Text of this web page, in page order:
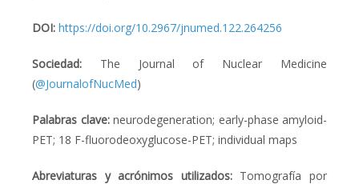
DOI: https://doi.org/10.2967/jnumed.122.264256
Sociedad:
The Journal of Nuclear Medicine
(@JournalofNucMed)
Palabras clave: neurodegeneration; early-phase amyloid-
PET; 18 F-fluorodeoxyglucose-PET; individual maps
Abreviaturas y acrónimos utilizados: Tomografía por